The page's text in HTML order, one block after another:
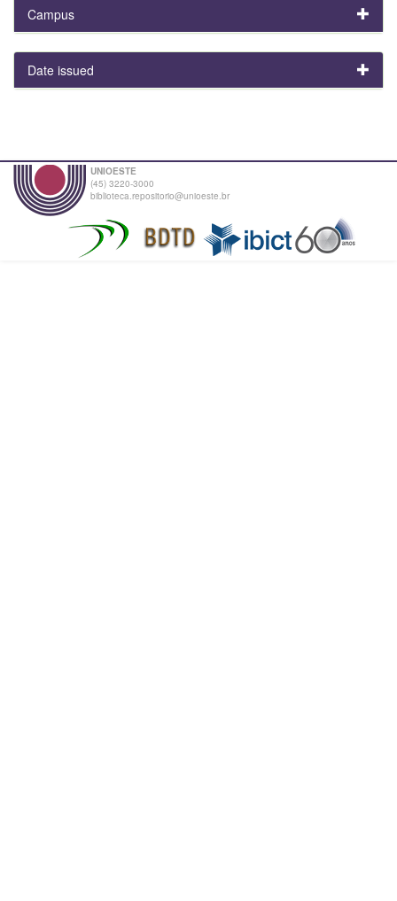
Campus
Date issued
UNIOESTE
(45) 3220-3000
biblioteca.repositorio@unioeste.br